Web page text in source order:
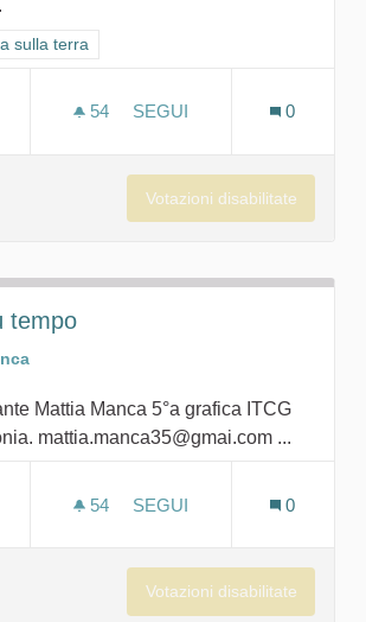
categoria: GOAL 15 - Vita sulla terra
sulla terra
54 54 SOSTENITORI
SEGUI
0
Votazioni disabilitate
tempo
Mattia Manca 5°a grafica ITCG
mattia.manca35@gmai.com ...
54 54 SOSTENITORI
SEGUI
0
Votazioni disabilitate